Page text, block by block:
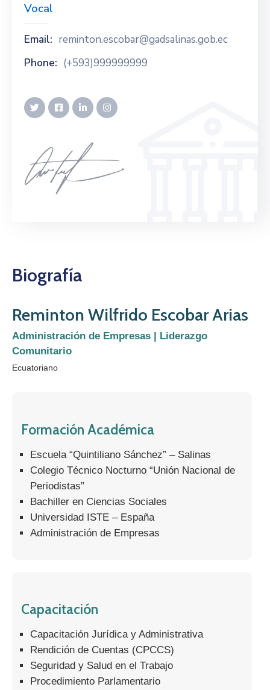
Vocal
Email: reminton.escobar@gadsalinas.gob.ec
Phone: (+593)999999999
Biografía
Reminton Wilfrido Escobar Arias
Administración de Empresas | Liderazgo
Comunitario
Ecuatoriano
Formación Académica
Escuela “Quintiliano Sánchez” – Salinas
Colegio Técnico Nocturno “Unión Nacional de
Periodistas”
Bachiller en Ciencias Sociales
Universidad ISTE – España
Administración de Empresas
Capacitación
Capacitación Jurídica y Administrativa
Rendición de Cuentas (CPCCS)
Seguridad y Salud en el Trabajo
Procedimiento Parlamentario